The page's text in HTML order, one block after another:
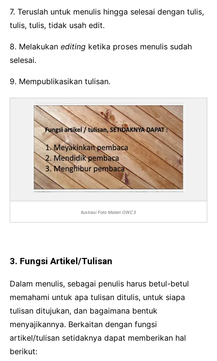
7. Teruslah untuk menulis hingga selesai dengan tulis,
tulis, tulis, tidak usah edit.
8. Melakukan editing ketika proses menulis sudah
selesai.
9. Mempublikasikan tulisan.
Ilustrasi Foto Materi OWC3
3. Fungsi Artikel/Tulisan
Dalam menulis, sebagai penulis harus betul-betul
memahami untuk apa tulisan ditulis, untuk siapa
tulisan ditujukan, dan bagaimana bentuk
menyajikannya. Berkaitan dengan fungsi
artikel/tulisan setidaknya dapat memberikan hal
berikut: